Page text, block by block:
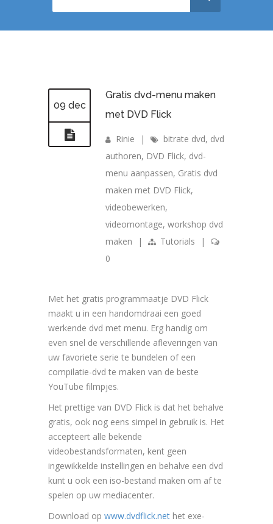
09 dec
Gratis dvd-menu maken
met DVD Flick
Rinie | bitrate dvd, dvd
authoren, DVD Flick, dvd-
menu aanpassen, Gratis dvd
maken met DVD Flick,
videobewerken,
videomontage, workshop dvd
maken
| Tutorials
|
0
Met het gratis programmaatje DVD Flick
maakt u in een handomdraai een goed
werkende dvd met menu. Erg handig om
even snel de verschillende afleveringen van
uw favoriete serie te bundelen of een
compilatie-dvd te maken van de beste
YouTube filmpjes.
Het prettige van DVD Flick is dat het behalve
gratis, ook nog eens simpel in gebruik is. Het
accepteert alle bekende
videobestandsformaten, kent geen
ingewikkelde instellingen en behalve een dvd
kunt u ook een iso-bestand maken om af te
spelen op uw mediacenter.
Download op www.dvdflick.net het exe-